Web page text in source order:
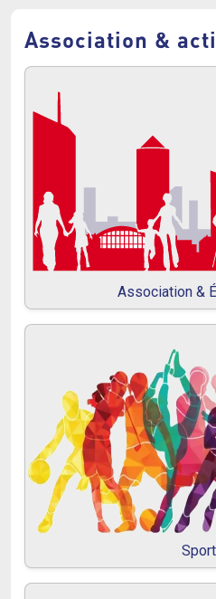
Association &
Association &